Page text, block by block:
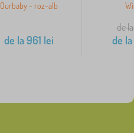
Ourbaby - roz-alb
de la961 lei
de
de la